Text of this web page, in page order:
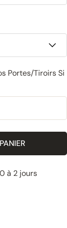
Portes/tiroirs Si
EN CUIR
POUR LA
à 2 jours